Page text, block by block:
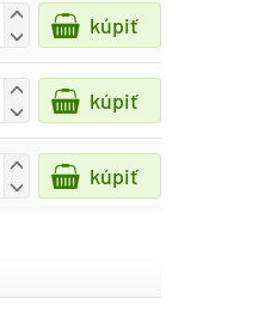
+
-
kúpiť
+
-
kúpiť
+
-
kúpiť